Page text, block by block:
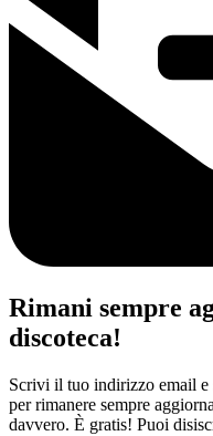
Rimani sempre
discoteca!
Scrivi il tuo indirizzo email
per rimanere sempre
davvero. È gratis! Puoi